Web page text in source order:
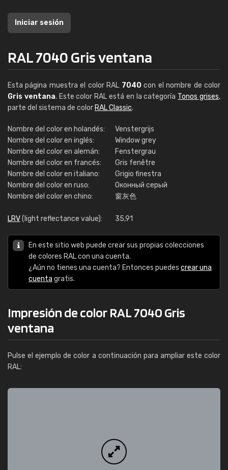
Iniciar sesión
RAL 7040 Gris ventana
Esta página muestra el color RAL 7040 con el nombre de color
Gris ventana. Este color RAL está en la categoría Tonos grises,
parte del sistema de color RAL Classic.
Nombre del color en holandés:
Venstergrijs
Nombre del color en inglés:
Window grey
Nombre del color en alemán:
Fenstergrau
Nombre del color en francés:
Gris fenêtre
Nombre del color en italiano:
Grigio finestra
Nombre del color en ruso:
Оконный серый
Nombre del color en chino:
窗灰色
LRV(light reflectance value): 35,91
En este sitio web puede crear sus propias colecciones
de colores RAL con una cuenta.
¿Aún no tienes una cuenta? Entonces puedes crear una
cuenta gratis.
Impresión de color RAL 7040 Gris
ventana
Pulse el ejemplo de color a continuación para ampliar este color
RAL: